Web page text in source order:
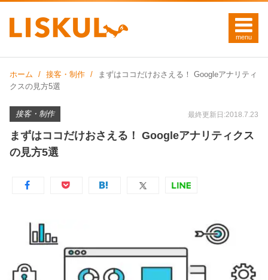
ホーム 接客・制作
まずはココだけおさえる！ Googleアナリティ
クスの見方5選
接客・制作 最終更新日:2018.7.23
まずはココだけおさえる！ Googleアナリティクス
の見方5選